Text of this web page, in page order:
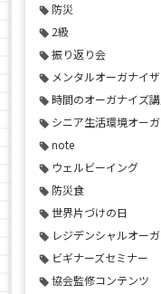
防災
2級
振り返り会
メンタルオーガナイ
時間のオーガナイズ
シニア生活環境オー
note
ウェルビーイング
防災食
世界片づけの日
レジデンシャルオー
ビギナーズセミナー
協会監修コンテンツ